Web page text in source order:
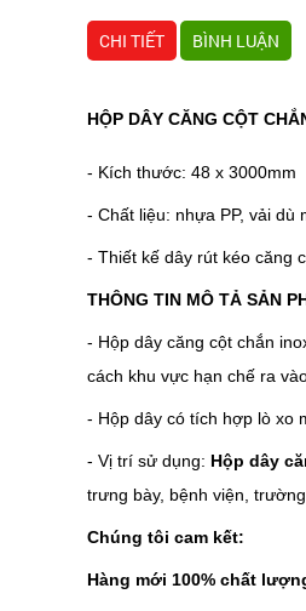
CHI TIẾT BÌNH LUẬN
HỘP DÂY CĂNG CỘT
- Kích thước: 48 x 3000mm
- Chất liệu: nhựa PP, vải dù
- Thiết kế dây rút kéo căng
THÔNG TIN MÔ TẢ SẢN
- Hộp dây căng cột chắn
cách khu vực hạn chế ra
- Hộp dây có tích hợp lò xo
- Vị trí sử dụng: Hộp dây
trưng bày, bệnh viện,
Chúng tôi cam kết:
Hàng mới 100% chất